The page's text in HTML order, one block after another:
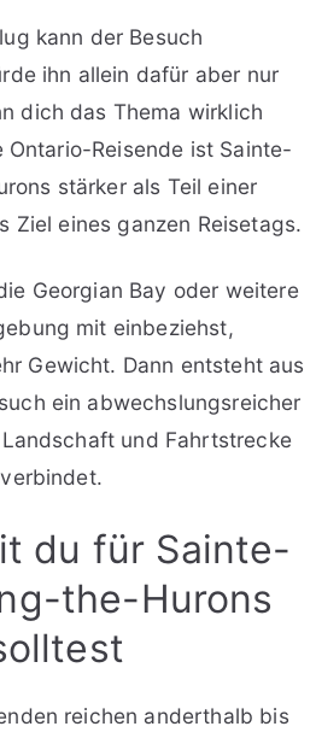
kann der Besuch
ihn allein dafür aber nur
dich das Thema wirklich
Ontario-Reisende ist Sainte-
stärker als Teil einer
Ziel eines ganzen Reisetags.
Georgian Bay oder weitere
mit einbeziehst,
Gewicht. Dann entsteht aus
ein abwechslungsreicher
und Fahrtstrecke
du für Sainte-
the-Hurons
reichen anderthalb bis